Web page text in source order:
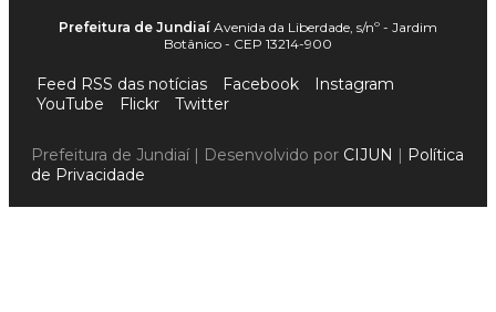
Prefeitura de Jundiaí Avenida da Liberdade, s/nº - Jardim
Botânico - CEP 13214-900
Feed RSS das notícias Facebook
Instagram
YouTube
Flickr Twitter
Prefeitura de Jundiaí | Desenvolvido por CIJUN | Política
de Privacidade